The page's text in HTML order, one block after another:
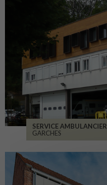
SERVICE AMBULANCIER
GARCHES